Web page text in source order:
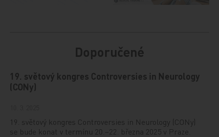
Doporučené
19. světový kongres Controversies in Neurology
(CONy)
19. světový kongres Controversies in Neurology (CONy)
se bude konat v termínu 20.–22. března 2025 v Praze.